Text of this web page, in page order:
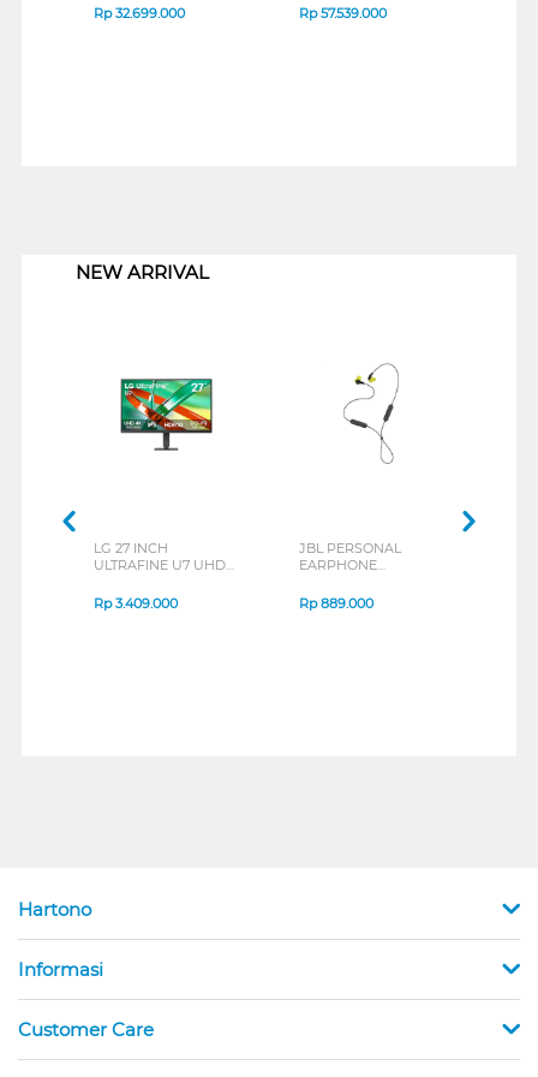
Rp32.699.000
Rp57.539.000
NEW ARRIVAL
LG 27 INCH
ULTRAFINE U7 UHD
B_G3
Rp3.409.000
JBL PERSONAL
EARPHONE
SERIES
Rp889.000
Hartono
Informasi
Customer Care